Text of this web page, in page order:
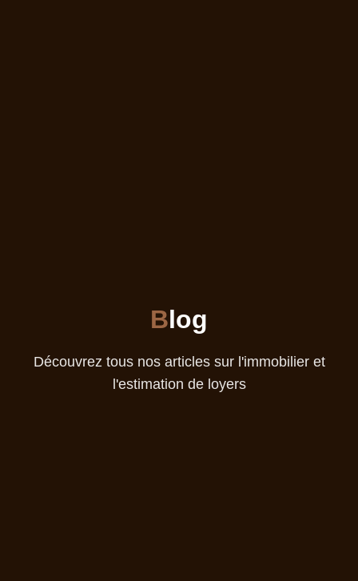
Blog
Découvrez tous nos articles sur l'immobilier et
l'estimation de loyers